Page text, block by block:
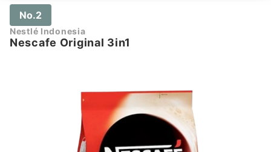
No.2
Nestlé Indonesia
Nescafe Original 3in1